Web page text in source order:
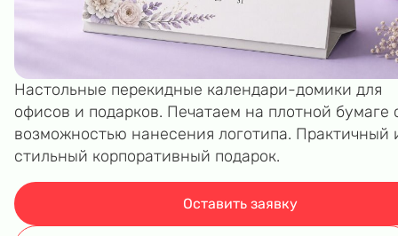
Настольные перекидные календари-домики для
офисов и подарков. Печатаем на плотной бумаге
возможностью нанесения логотипа. Практичный
стильный корпоративный подарок.
Оставить заявку